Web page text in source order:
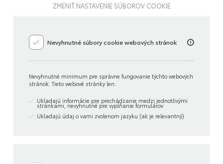
ZMENIŤ NASTAVENIE SÚBOROV COOKIE
Nevyhnutné súbory cookie webových stránok
Nevyhnutné minimum pre správne fungovanie týchto webových
stránok. Tieto webové stránky len:
Ukladajú informácie pre prechádzanie medzi jednotlivými
stránkami, nevyhnutné pre vypĺňanie formulárov
Ukladajú údaj o vami zvolenom jazyku (ak je relevantný)